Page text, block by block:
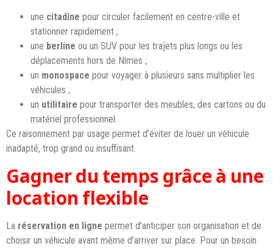
une citadine pour circuler facilement en centre-ville et
stationner rapidement ;
une berline ou un SUV pour les trajets plus longs ou les
déplacements hors de Nîmes ;
un monospace pour voyager à plusieurs sans multiplier les
véhicules ;
un utilitaire pour transporter des meubles, des cartons ou du
matériel professionnel.
Ce raisonnement par usage permet d’éviter de louer un véhicule
inadapté, trop grand ou insuffisant.
Gagner du temps grâce à une
location flexible
La réservation en ligne permet d’anticiper son organisation et de
choisir un véhicule avant même d’arriver sur place. Pour un besoin